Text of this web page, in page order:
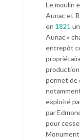
Le moulin
Aunac et
en 1821
Aunac »
entrepôt
permet de
exploité
par
pour